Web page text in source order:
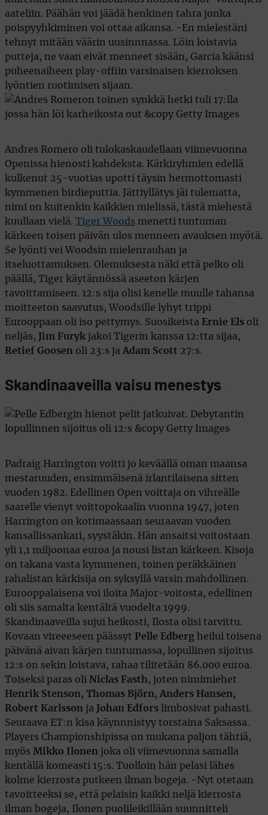
aateliin. Päähän voi jäädä henkinen tahra jonka
poispyyhkiminen voi ottaa aikansa. -En mielestäni
tehnyt mitään väärin uusinnnassa. Löin loistavia
putteja, ne vaan eivät menneet sisään, Garcia käänsi
puheenaiheen play-offiin varsinaisen kierroksen
lyöntien ruotimisen sijaan.
Andres Romero oli tulokaskaudellaan viimevuonna
Openissa hienosti kahdeksta. Kärkiryhmien edellä
kulkenut 25-vuotias upotti täysin hermottomasti
kymmenen birdieputtia. Jättiyllätys jäi tulematta,
nimi on kuitenkin kaikkien mielissä, tästä miehestä
kuullaan vielä. Tiger Woods menetti tuntuman
kärkeen toisen päivän ulos menneen avauksen myötä.
Se lyönti vei Woodsin mielenrauhan ja
itseluottamuksen. Olemuksesta näki että pelko oli
päällä, Tiger käytännössä aseeton kärjen
tavoittamiseen. 12:s sija olisi kenelle muulle tahansa
moitteeton saavutus, Woodsille lyhyt trippi
Eurooppaan oli iso pettymys. Suosikeista Ernie Els oli
neljäs,
Jim Furyk jakoi Tigerin kanssa 12:tta sijaa,
Retief Goosen oli 23:s ja Adam Scott 27:s.
Skandinaaveilla vaisu menestys
Padraig Harrington voitti jo keväällä oman maansa
mestaruuden, ensimmäisenä irlantilaisena sitten
vuoden 1982. Edellinen Open voittaja on vihreälle
saarelle vienyt voittopokaalin vuonna 1947, joten
Harrington on kotimaassaan seuraavan vuoden
kansallissankari, syystäkin. Hän ansaitsi voitostaan
yli 1,1 miljoonaa euroa ja nousi listan kärkeen. Kisoja
on takana vasta kymmenen, toinen peräkkäinen
rahalistan kärkisija on syksyllä varsin mahdollinen.
Eurooppalaisena voi iloita Major-voitosta, edellinen
oli siis samalta kentältä vuodelta 1999.
Skandinaaveilla sujui heikosti, Ilosta olisi tarvittu.
Kovaan vireeeseen päässyt Pelle Edberg heilui toisena
päivänä aivan kärjen tuntumassa, lopullinen sijoitus
12:s on sekin loistava, rahaa tilitetään 86.000 euroa.
Toiseksi paras oli Niclas Fasth, joten nimimiehet
Henrik Stenson, Thomas Björn, Anders Hansen,
Robert Karlsson ja Johan Edfors limbosivat pahasti.
Seuraava ET:n kisa käynnnistyy torstaina Saksassa.
Players Championshipissa on mukana paljon tähtiä,
myös Mikko Ilonen joka oli viimevuonna samalla
kentällä komeasti 15:s. Tuolloin hän pelasi lähes
kolme kierrosta putkeen ilman bogeja. -Nyt otetaan
tavoitteeksi se, että pelaisin kaikki neljä kierrosta
ilman bogeja, Ilonen puolileikillään suunnitteli